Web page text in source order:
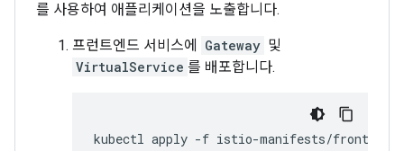
를 사용하여 애플리케이션을 노출합니다.
프런트엔드 서비스에 Gateway 및
VirtualService 를 배포합니다.